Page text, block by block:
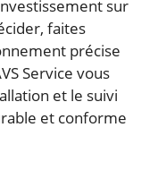
sur
faites
précise
Service vous
et le suivi
et conforme